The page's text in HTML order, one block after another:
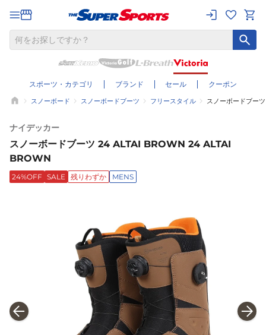
スポーツ・カテゴリ ブランド セール クーポン
スノーボード スノーボードブーツ フリースタイル スノーボードブー
ナイデッカー
スノーボードブーツ 24 ALTAI BROWN 24 ALTAI
BROWN
24%OFF SALE 残りわずか MENS